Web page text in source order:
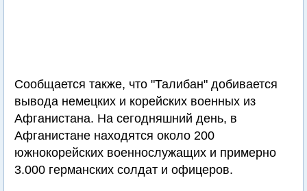
Сообщается также, что "Талибан" добивается
вывода немецких и корейских военных из
Афганистана. На сегодняшний день, в
Афганистане находятся около 200
южнокорейских военнослужащих и примерно
3.000 германских солдат и офицеров.